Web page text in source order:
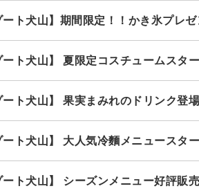
ート犬山】期間限定！！かき氷プレゼ
ート犬山】 夏限定コスチュームスター
ート犬山】 果実まみれのドリンク登
ート犬山】 大人気冷麵メニュースター
ート犬山】 シーズンメニュー好評販売